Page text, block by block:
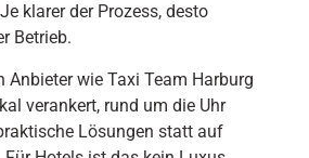
klarer der Prozess, desto
Betrieb.
Anbieter wie Taxi Team Harburg
verankert, rund um die Uhr
Lösungen statt auf